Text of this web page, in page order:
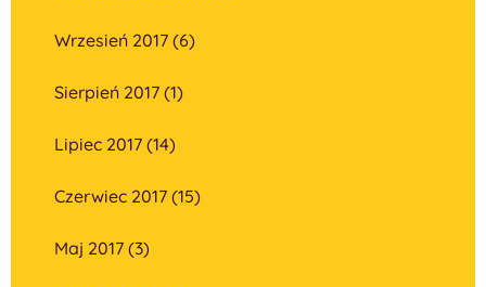
Wrzesień 2017 (6)
Sierpień 2017 (1)
Lipiec 2017 (14)
Czerwiec 2017 (15)
Maj 2017 (3)